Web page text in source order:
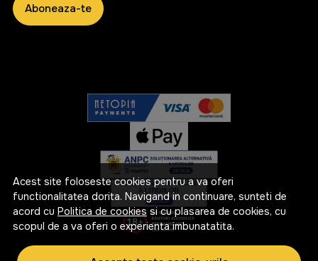
Acest site foloseste cookies pentru a va oferi
functionalitatea dorita. Navigand in continuare, sunteti de
acord cu Politica de cookies si cu plasarea de cookies, cu
scopul de a va oferi o experienta imbunatatita.
Aboneaza-te